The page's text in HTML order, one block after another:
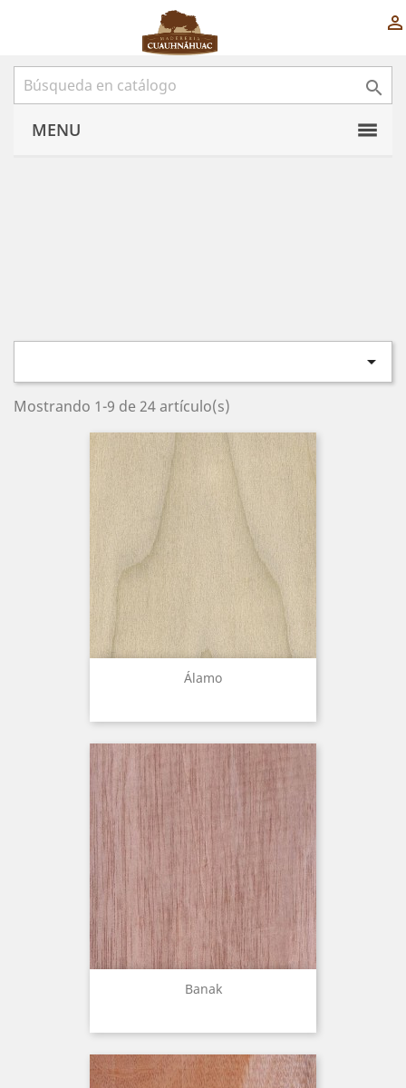


MENU

Mostrando 1-9 de 24 artículo(s)
Álamo
Banak